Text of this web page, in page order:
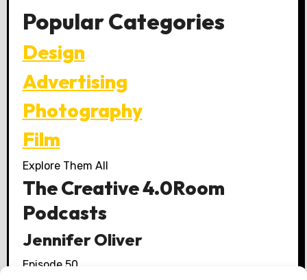
Popular Categories
Design
Advertising
Photography
Film
Explore Them All
The Creative 4.0Room
Podcasts
Jennifer Oliver
Episode 50